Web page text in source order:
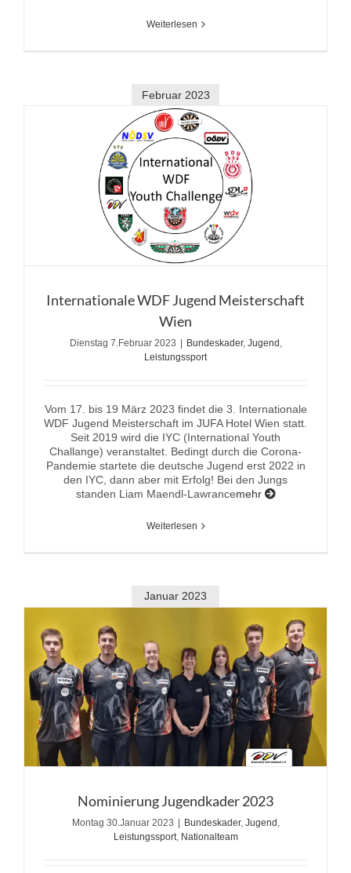
Weiterlesen
Februar 2023
Internationale WDF Jugend Meisterschaft
Wien
Dienstag 7.Februar 2023 | Bundeskader, Jugend
Leistungssport
Vom 17. bis 19 März 2023 findet die 3. Internationale
WDF Jugend Meisterschaft im JUFA Hotel Wien statt.
Seit 2019 wird die IYC (International Youth
Challange) veranstaltet. Bedingt durch die Corona-
Pandemie startete die deutsche Jugend erst 2022 in
den IYC, dann aber mit Erfolg! Bei den Jungs
standen Liam Maendl-Lawrancemehr
Weiterlesen
Januar 2023
Nominierung Jugendkader 2023
Montag 30.Januar 2023 Bundeskader, Jugend ,
Leistungssport, Nationalteam